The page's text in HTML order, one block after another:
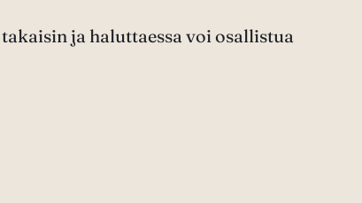
ja haluttaessa voi osallistua